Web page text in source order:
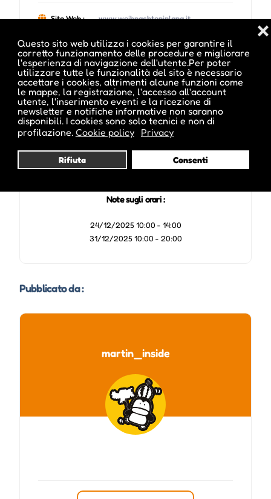
Questo sito web utilizza i cookies per garantire il
corretto funzionamento delle procedure e migliorare
l'esperienza di navigazione dell'utente.Per poter
utilizzare tutte le funzionalità del sito è necessario
accettare i cookies, altrimenti alcune funzioni come
le mappe, la registrazione, l'accesso all'account
utente, l'inserimento eventi e la ricezione di
newsletter e notifiche informative non saranno
disponibili. I cookies sono solo tecnici e non di
profilazione. Cookie policy Privacy
Rifiuta Consenti
❌
Sito Web : www.weihnachteninlana.it
Date e orari evento :
L'evento si tiene dal 28 Nov 2025 al 31 Dic 2025
Note sugli orari :
24/12/2025 10:00 - 14:00
31/12/2025 10:00 - 20:00
Pubblicato da :
martin_inside